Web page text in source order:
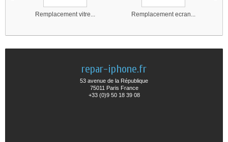
Remplacement vitre... Remplacement ecran...
repar-iphone.fr
53 avenue de la République
75011 Paris France
+33 (0)9 50 18 39 08